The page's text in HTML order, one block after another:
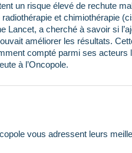
un risque élevé de rechute
et chimiothérapie
Lancet, a cherché à savoir si
améliorer les résultats.
compté parmi ses acteurs
à l’Oncopole.
vous adressent leurs